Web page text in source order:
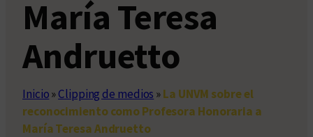
María Teresa
Andruetto
Inicio»Clipping de medios »La UNVM sobre el
reconocimiento como Profesora Honoraria a
María Teresa Andruetto